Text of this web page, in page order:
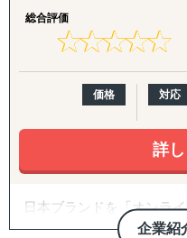
★ブランドの向上したい
★マーケティング戦略を見
★顧客満足度を上げたい
★効果的にリーチできる
こんな声にお応えしてき
まずは貴社のお悩みごと
ていける会社です。
総合評価
★★★★★
★★★★★
価格 対応
詳
企業紹
日本ブランドを「オンラ
で世界に販売できる越境